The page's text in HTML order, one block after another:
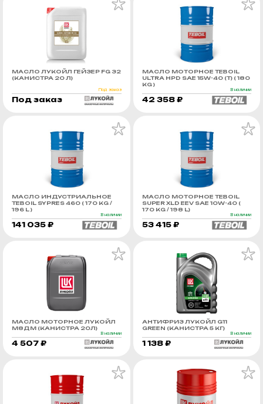
МАСЛО ЛУКОЙЛ ГЕЙЗЕР FG 32
(КАНИСТРА 20 Л)
Под заказ
Под заказ
МАСЛО МОТОРНОЕ TEBOIL
ULTRA HPD SAE 15W-40 (Т) ( 180
KG )
В наличии
42 358 ₽
МАСЛО ИНДУСТРИАЛЬНОЕ
TEBOIL SYPRES 460 ( 170 KG /
196 L )
В наличии
141 035 ₽
МАСЛО МОТОРНОЕ TEBOIL
SUPER XLD EEV SAE 10W-40 (
170 KG / 198 L)
В наличии
53 415 ₽
МАСЛО МОТОРНОЕ ЛУКОЙЛ
М8ДМ (КАНИСТРА 20Л)
В наличии
4 507 ₽
АНТИФРИЗ ЛУКОЙЛ G11
GREEN (КАНИСТРА 5 КГ)
В наличии
1 138 ₽